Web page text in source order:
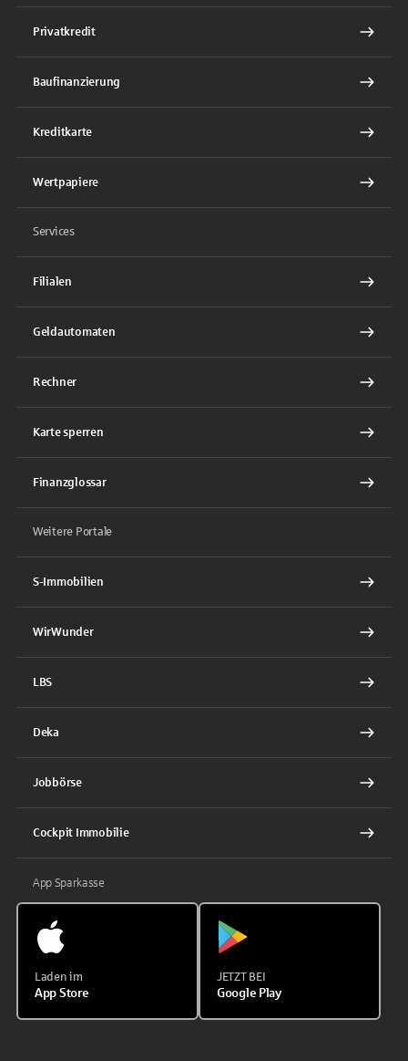
Privatkredit
Baufinanzierung
Kreditkarte
Wertpapiere
Services
Filialen
Geldautomaten
Rechner
Karte sperren
Finanzglossar
Weitere Portale
S-Immobilien
WirWunder
LBS
Deka
Jobbörse
Cockpit Immobilie
App Sparkasse
Laden im
App Store
JETZT BEI
Google Play